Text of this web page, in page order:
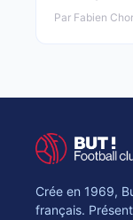
Par Fabien
Crée en 1969,
français.